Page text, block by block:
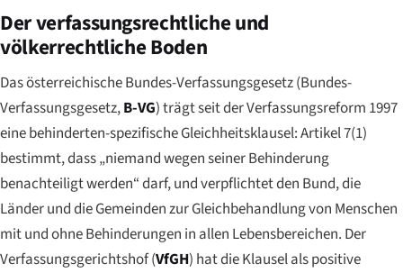
Der verfassungsrechtliche und
völkerrechtliche Boden
Das österreichische Bundes-Verfassungsgesetz (Bundes-
Verfassungsgesetz,B-VG) trägt seit der Verfassungsreform 1997
eine behinderten-spezifische Gleichheitsklausel: Artikel 7(1)
bestimmt, dass „niemand wegen seiner Behinderung
benachteiligt werden“ darf, und verpflichtet den Bund, die
Länder und die Gemeinden zur Gleichbehandlung von Menschen
mit und ohne Behinderungen in allen Lebensbereichen. Der
Verfassungsgerichtshof (VfGH) hat die Klausel als positive